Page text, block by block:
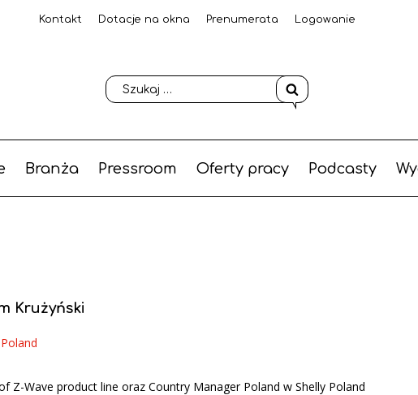
Kontakt Dotacje na okna Prenumerata Logowanie
Branża Pressroom Oferty pracy Podcasty
Krużyński
Z-Wave product line oraz Country Manager Poland w Shelly Poland